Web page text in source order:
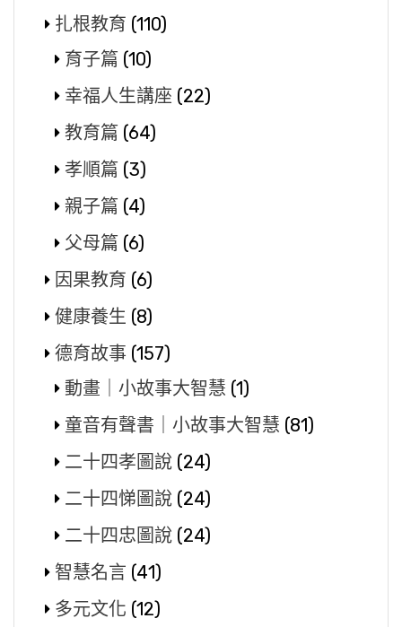
扎根教育 (110)
育子篇 (10)
幸福人生講座 (22)
教育篇 (64)
孝順篇 (3)
親子篇 (4)
父母篇 (6)
因果教育 (6)
健康養生 (8)
德育故事 (157)
動畫｜小故事大智慧 (1)
童音有聲書｜小故事大智慧 (81)
二十四孝圖說 (24)
二十四悌圖說 (24)
二十四忠圖說 (24)
智慧名言 (41)
多元文化 (12)